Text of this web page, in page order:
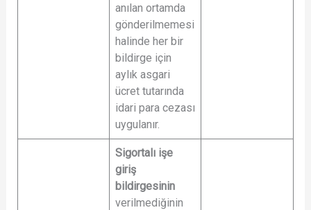
anılan ortamda
gönderilmemesi
halinde her bir
bildirge için
aylık asgari
ücret tutarında
idari para cezası
uygulanır.
Sigortalı işe
giriş
bildirgesinin
verilmediğinin